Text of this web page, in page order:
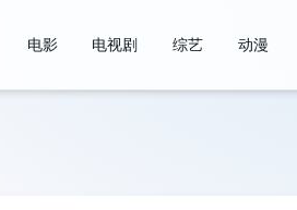
电影 电视剧 综艺 动漫